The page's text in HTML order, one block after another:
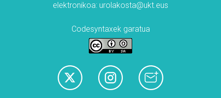
elektronikoa: urolakosta@ukt.eus
Codesyntaxek garatua